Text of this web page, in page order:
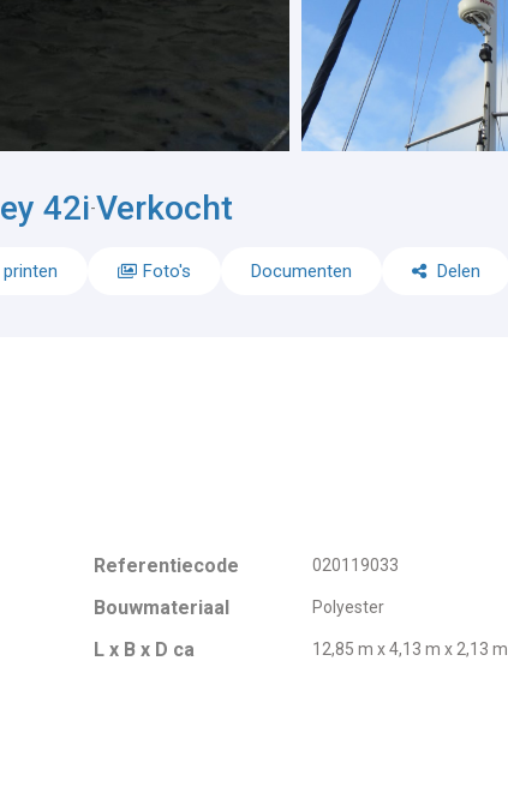
42i-Verkocht
printen Foto's Documenten Delen
Referentiecode 020119033
Bouwmateriaal Polyester
L x B x D ca 12,85 m x 4,13 m x 2,13 m